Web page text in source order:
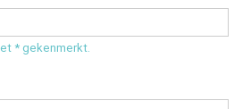
* gekenmerkt.